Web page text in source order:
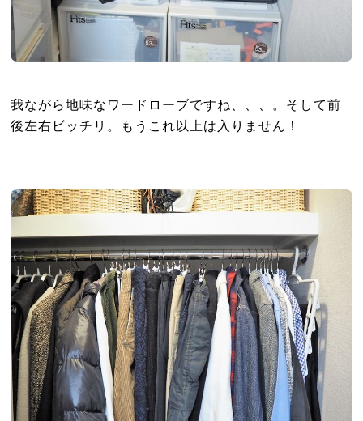
我ながら地味なワードローブですね、、、。そして前
後左右ビッチリ。もうこれ以上は入りません！